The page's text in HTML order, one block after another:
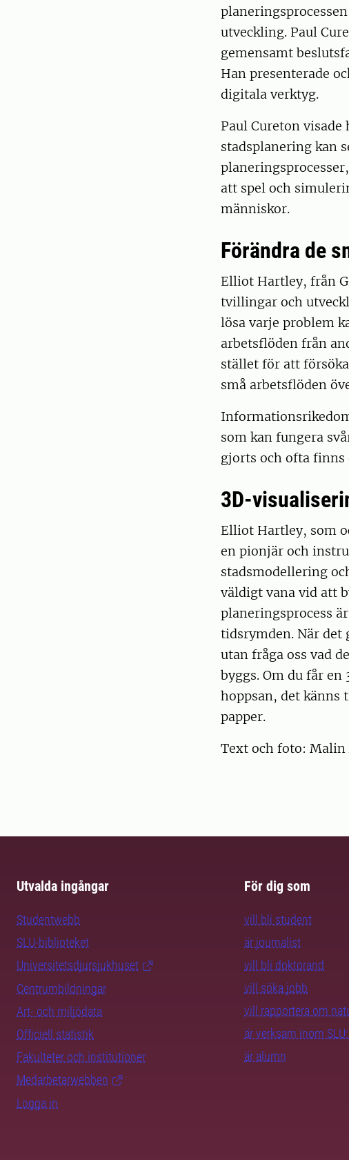
utveckling. Paul
gemensamt
Han presenterade
digitala verktyg.
Paul Cureton
stadsplanering kan
att spel och
människor.
Förändra de
Elliot Hartley, från
tvillingar och
lösa varje problem
arbetsflöden från
stället för att
små arbetsflöden
som kan fungera
gjorts och ofta finns
3D-
Elliot Hartley, som
en pionjär och
stadsmodellering
väldigt vana vid att
planeringsprocess
tidsrymden. När det
utan fråga oss vad
byggs. Om du får
hoppsan, det känns
papper.
Text och foto: Malin
Utvalda ingångar
Studentwebb
SLU-biblioteket
Universitetsdjursjukhuset
Centrumbildningar
Art- och miljödata
Officiell statistik
Fakulteter och institutioner
Medarbetarwebben
Logga in
För dig som
vill bli student
är journalist
vill bli doktorand
vill söka jobb
vill rapportera om
är verksam inom
är alumn